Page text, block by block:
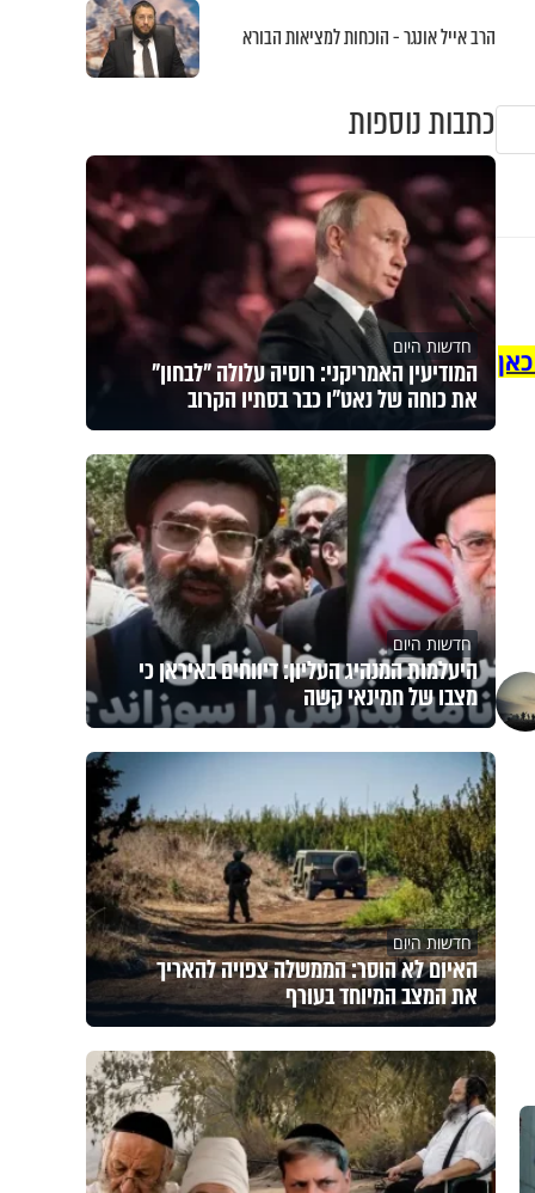
הרב אייל אונגר - הוכחות למציאות הבורא
כתבות נוספות
חדשות היום
המודיעין האמריקני: רוסיה עלולה "לבחון"
את כוחה של נאט"ו כבר בסתיו הקרוב
חדשות היום
היעלמות המנהיג העליון: דיווחים באיראן כי
מצבו של חמינאי קשה
חדשות היום
האיום לא הוסר: הממשלה צפויה להאריך
את המצב המיוחד בעורף